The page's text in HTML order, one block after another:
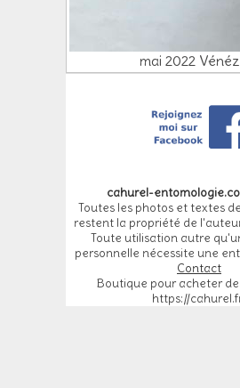
mai 2022
cahurel-
Toutes les photos et textes
restent la propriété de
Toute utilisation autre
personnelle nécessite une
Contact
Boutique pour acheter
https://